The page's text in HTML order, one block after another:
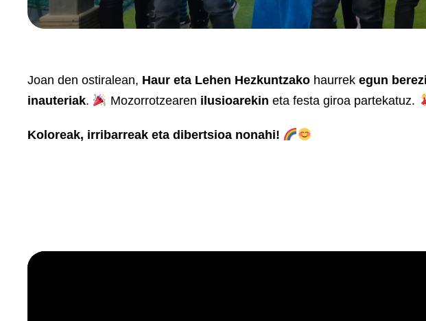
Joan den ostiralean, Haur eta Lehen Hezkuntzako haurrek egun
inauteriak. Mozorrotzearen ilusioarekin eta festa giroa partekatuz.
Koloreak, irribarreak eta dibertsioa nonahi!